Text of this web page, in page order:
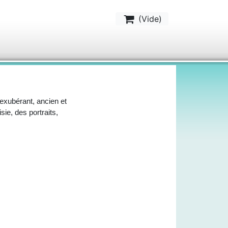
(Vide)
ancien et
des portraits,